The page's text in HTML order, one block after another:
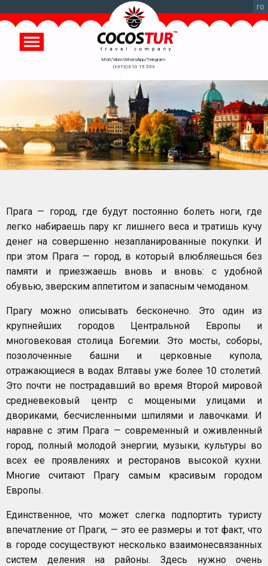
к
основному
содержанию
ro
Моб/Viber/WhatsApp/Telegram
(+373) 610 15 553
Прага — город, где будут постоянно болеть ноги, где
легко набираешь пару кг лишнего веса и тратишь кучу
денег на совершенно незапланированные покупки. И
при этом Прага — город, в который влюбляешься без
памяти и приезжаешь вновь и вновь: с удобной
обувью, зверским аппетитом и запасным чемоданом.
Прагу можно описывать бесконечно. Это один из
крупнейших городов Центральной Европы и
многовековая столица Богемии. Это мосты, соборы,
позолоченные башни и церковные купола,
отражающиеся в водах Влтавы уже более 10 столетий.
Это почти не пострадавший во время Второй мировой
средневековый центр с мощеными улицами и
двориками, бесчисленными шпилями и лавочками. И
наравне с этим Прага — современный и оживленный
город, полный молодой энергии, музыки, культуры во
всех ее проявлениях и ресторанов высокой кухни.
Многие считают Прагу самым красивым городом
Европы.
Единственное, что может слегка подпортить туристу
впечатление от Праги, — это ее размеры и тот факт, что
в городе сосуществуют несколько взаимонесвязанных
систем деления на районы. Здесь нужно очень